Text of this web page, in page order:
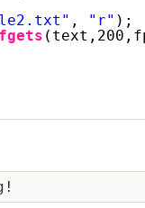
, "r" );
fgets